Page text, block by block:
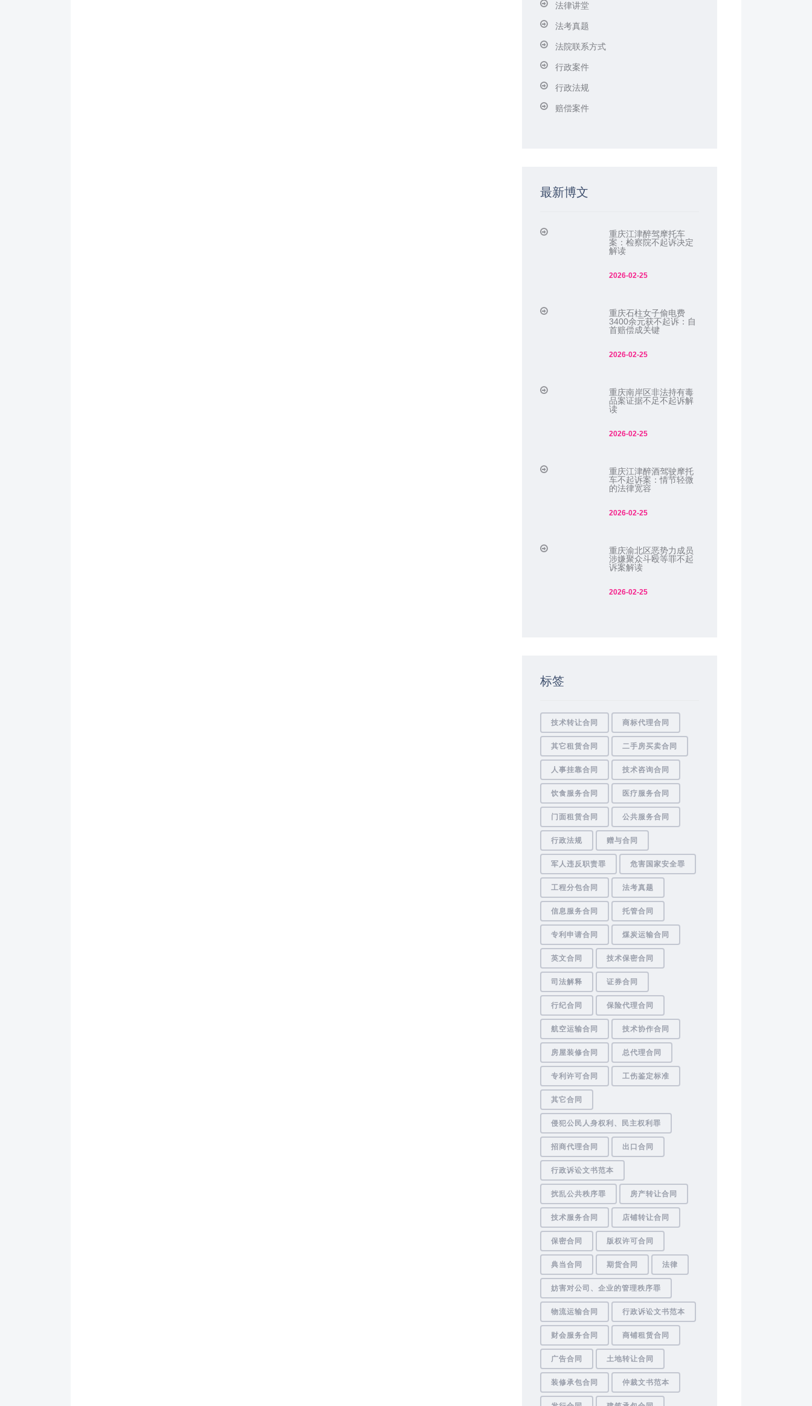
法律讲堂
法考真题
法院联系方式
行政案件
行政法规
赔偿案件
最新博文
重庆江津醉驾摩托车
案：检察院不起诉决定
解读
2026-02-25
重庆石柱女子偷电费
3400余元获不起诉：自
首赔偿成关键
2026-02-25
重庆南岸区非法持有毒
品案证据不足不起诉解
读
2026-02-25
重庆江津醉酒驾驶摩托
车不起诉案：情节轻微
的法律宽容
2026-02-25
重庆渝北区恶势力成员
涉嫌聚众斗殴等罪不起
诉案解读
2026-02-25
标签
技术转让合同 商标代理合同
其它租赁合同 二手房买卖合同
人事挂靠合同 技术咨询合同
饮食服务合同 医疗服务合同
门面租赁合同 公共服务合同
行政法规 赠与合同
军人违反职责罪 危害国家安全罪
工程分包合同 法考真题
信息服务合同 托管合同
专利申请合同 煤炭运输合同
英文合同 技术保密合同
司法解释 证券合同
行纪合同 保险代理合同
航空运输合同 技术协作合同
房屋装修合同 总代理合同
专利许可合同 工伤鉴定标准
其它合同
侵犯公民人身权利、民主权利罪
招商代理合同 出口合同
行政诉讼文书范本
扰乱公共秩序罪 房产转让合同
技术服务合同 店铺转让合同
保密合同 版权许可合同
典当合同 期货合同 法律
妨害对公司、企业的管理秩序罪
物流运输合同 行政诉讼文书范本
财会服务合同 商铺租赁合同
广告合同 土地转让合同
装修承包合同 仲裁文书范本